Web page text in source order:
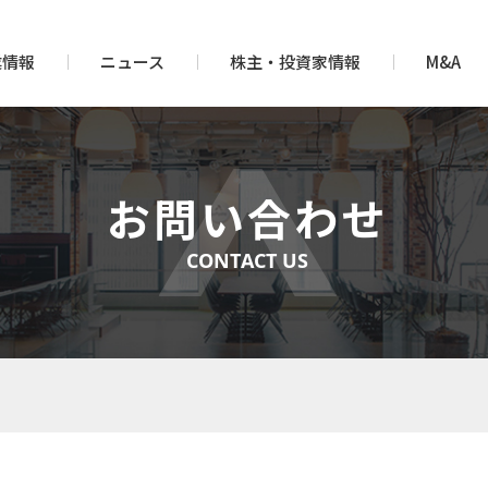
報 ニュース 株主・投資家情報 M&A
お問い合わせ
CONTACT US